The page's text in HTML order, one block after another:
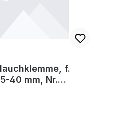
f.
40 mm, Nr.